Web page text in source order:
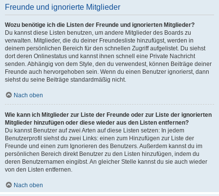
Freunde und ignorierte Mitglieder
Wozu benötige ich die Listen der Freunde und ignorierten Mitglieder?
Du kannst diese Listen benutzen, um andere Mitglieder des Boards zu
verwalten. Mitglieder, die du deiner Freundesliste hinzufügst, werden in
deinem persönlichen Bereich für den schnellen Zugriff aufgelistet. Du siehst
dort deren Onlinestatus und kannst ihnen schnell eine Private Nachricht
senden. Abhängig von dem Style, den du verwendest, können Beiträge deiner
Freunde auch hervorgehoben sein. Wenn du einen Benutzer ignorierst, dann
siehst du seine Beiträge standardmäßig nicht.
Nach oben
Wie kann ich Mitglieder zur Liste der Freunde oder zur Liste der ignorierten
Mitglieder hinzufügen oder diese wieder aus den Listen entfernen?
Du kannst Benutzer auf zwei Arten auf diese Listen setzen: In jedem
Benutzerprofil siehst du zwei Links: einen zum Hinzufügen zur Liste der
Freunde und einen zum Ignorieren des Benutzers. Außerdem kannst du im
persönlichen Bereich direkt Benutzer zu den Listen hinzufügen, indem du
deren Benutzernamen eingibst. An gleicher Stelle kannst du sie auch wieder
von den Listen entfernen.
Nach oben